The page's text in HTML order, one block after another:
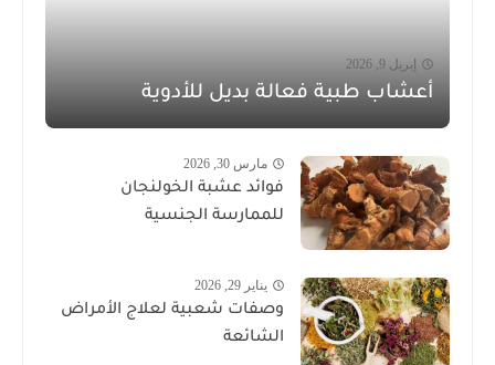
إبريل 9, 2026
أعشاب طبية فعالة بديل للأدوية
مارس 30, 2026
فوائد عشبة الخولنجان
للممارسة الجنسية
يناير 29, 2026
وصفات شعبية لعلاج الأمراض
الشائعة